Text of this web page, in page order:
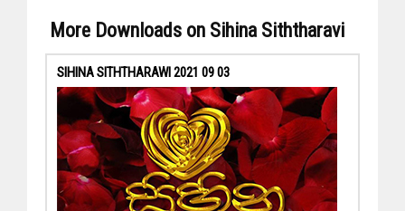
More Downloads on Sihina Siththaravi
SIHINA SITHTHARAWI 2021 09 03